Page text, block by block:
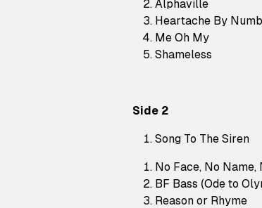
Alphaville
Heartache By
Me Oh My
Shameless
Side 2
Song To The Siren
No Face, No Name,
BF Bass (Ode to
Reason or Rhyme